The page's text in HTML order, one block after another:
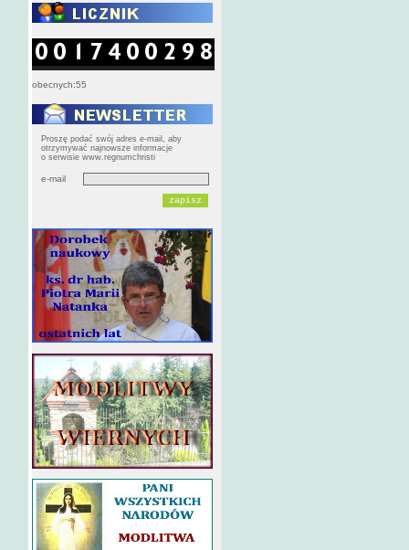
obecnych:55
Proszę podać swój adres e-mail, aby
otrzymywać najnowsze informacje
o serwisie www.regnumchristi
e-mail